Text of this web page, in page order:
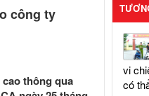
công ty
thông qua
vi
có